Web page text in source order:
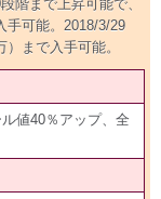
階まで上昇可能で、
手可能。2018/3/29
まで入手可能。
値40％アップ、全